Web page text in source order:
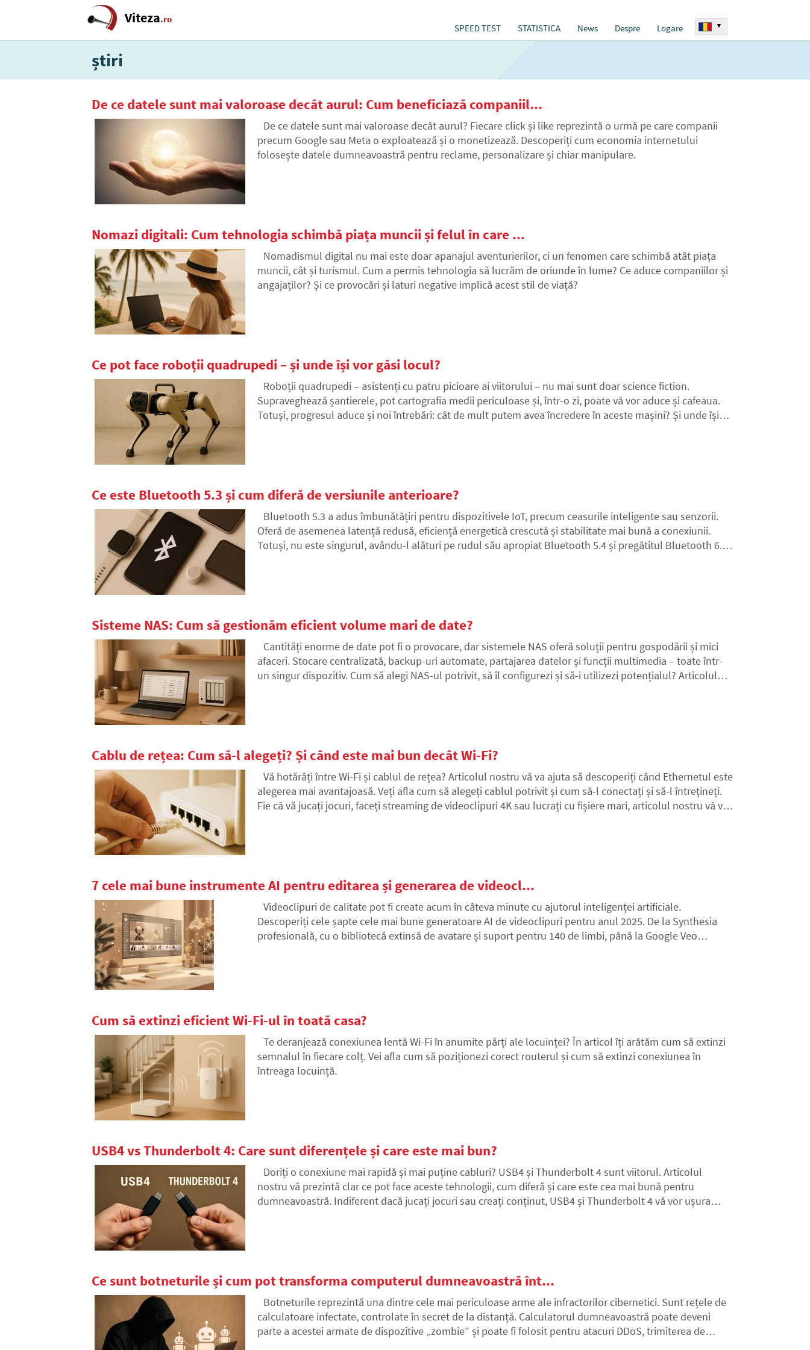
Viteza.ro
SPEED TEST STATISTICA News Despre Logare ▾
știri
De ce datele sunt mai valoroase decât aurul: Cum beneficiază companiil...
De ce datele sunt mai valoroase decât aurul? Fiecare click și like reprezintă o urmă pe care companii
precum Google sau Meta o exploatează și o monetizează. Descoperiți cum economia internetului
folosește datele dumneavoastră pentru reclame, personalizare și chiar manipulare.
Nomazi digitali: Cum tehnologia schimbă piața muncii și felul în care ...
Nomadismul digital nu mai este doar apanajul aventurierilor, ci un fenomen care schimbă atât piața
muncii, cât și turismul. Cum a permis tehnologia să lucrăm de oriunde în lume? Ce aduce companiilor și
angajaților? Și ce provocări și laturi negative implică acest stil de viață?
Ce pot face roboții quadrupedi – și unde își vor găsi locul?
Roboții quadrupedi – asistenți cu patru picioare ai viitorului – nu mai sunt doar science fiction.
Supraveghează șantierele, pot cartografia medii periculoase și, într-o zi, poate vă vor aduce și cafeaua.
Totuși, progresul aduce și noi întrebări: cât de mult putem avea încredere în aceste mașini? Și unde își
Ce este Bluetooth 5.3 și cum diferă de versiunile anterioare?
Bluetooth 5.3 a adus îmbunătățiri pentru dispozitivele IoT, precum ceasurile inteligente sau senzorii.
Oferă de asemenea latență redusă, eficiență energetică crescută și stabilitate mai bună a conexiunii.
Totuși, nu este singurul, avându-l alături pe rudul său apropiat Bluetooth 5.4 și pregătitul Bluetooth 6.0.
Sisteme NAS: Cum să gestionăm eficient volume mari de date?
Cantități enorme de date pot fi o provocare, dar sistemele NAS oferă soluții pentru gospodării și mici
afaceri. Stocare centralizată, backup-uri automate, partajarea datelor și funcții multimedia – toate într-
un singur dispozitiv. Cum să alegi NAS-ul potrivit, să îl configurezi și să-i utilizezi potențialul? Articolul
Cablu de rețea: Cum să-l alegeți? Și când este mai bun decât Wi-Fi?
Vă hotărâți între Wi-Fi și cablul de rețea? Articolul nostru vă va ajuta să descoperiți când Ethernetul este
alegerea mai avantajoasă. Veți afla cum să alegeți cablul potrivit și cum să-l conectați și să-l întrețineți.
Fie că vă jucați jocuri, faceți streaming de videoclipuri 4K sau lucrați cu fișiere mari, articolul nostru vă va
7 cele mai bune instrumente AI pentru editarea și generarea de videocl...
Videoclipuri de calitate pot fi create acum în câteva minute cu ajutorul inteligenței artificiale.
Descoperiți cele șapte cele mai bune generatoare AI de videoclipuri pentru anul 2025. De la Synthesia
profesională, cu o bibliotecă extinsă de avatare și suport pentru 140 de limbi, până la Google Veo
Cum să extinzi eficient Wi-Fi-ul în toată casa?
Te deranjează conexiunea lentă Wi-Fi în anumite părți ale locuinței? În articol îți arătăm cum să extinzi
semnalul în fiecare colț. Vei afla cum să poziționezi corect routerul și cum să extinzi conexiunea în
întreaga locuință.
USB4 vs Thunderbolt 4: Care sunt diferențele și care este mai bun?
Doriți o conexiune mai rapidă și mai puține cabluri? USB4 și Thunderbolt 4 sunt viitorul. Articolul
nostru vă prezintă clar ce pot face aceste tehnologii, cum diferă și care este cea mai bună pentru
dumneavoastră. Indiferent dacă jucați jocuri sau creați conținut, USB4 și Thunderbolt 4 vă vor ușura
Ce sunt botneturile și cum pot transforma computerul dumneavoastră înt...
Botneturile reprezintă una dintre cele mai periculoase arme ale infractorilor cibernetici. Sunt rețele de
calculatoare infectate, controlate în secret de la distanță. Calculatorul dumneavoastră poate deveni
parte a acestei armate de dispozitive „zombie” și poate fi folosit pentru atacuri DDoS, trimiterea de